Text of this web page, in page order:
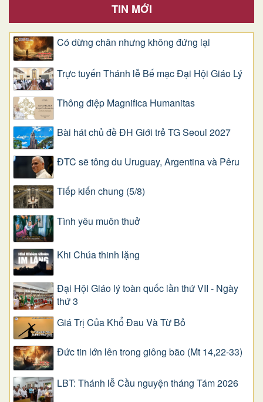
TIN MỚI
Có dừng chân nhưng không đứng lại
Trực tuyến Thánh lễ Bế mạc Đại Hội Giáo Lý
Thông điệp Magnifica Humanitas
Bài hát chủ đề ĐH Giới trẻ TG Seoul 2027
ĐTC sẽ tông du Uruguay, Argentina và Pêru
Tiếp kiến chung (5/8)
Tình yêu muôn thuở
Khi Chúa thinh lặng
Đại Hội Giáo lý toàn quốc lần thứ VII - Ngày
thứ 3
Giá Trị Của Khổ Ðau Và Từ Bỏ
Đức tin lớn lên trong giông bão (Mt 14,22-33)
LBT: Thánh lễ Cầu nguyện tháng Tám 2026